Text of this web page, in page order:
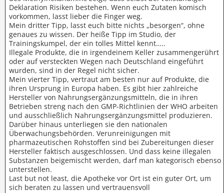
Deklaration Risiken bestehen. Wenn euch Zutaten komisch
vorkommen, lasst lieber die Finger weg.
Mein dritter Tipp, lasst euch bitte nichts „besorgen“, ohne
genaues zu wissen. Der heiße Tipp im Studio, der
Trainingskumpel, der ein tolles Mittel kennt…..
Illegale Produkte, die in irgendeinem Keller zusammengerührt
oder auf versteckten Wegen nach Deutschland eingeführt
wurden, sind in der Regel nicht sicher.
Mein vierter Tipp, vertraut am besten nur auf Produkte, die
ihren Ursprung in Europa haben. Es gibt hier zahlreiche
Hersteller von Nahrungsergänzungsmitteln, die in ihren
Betrieben streng nach den GMP-Richtlinien der WHO arbeiten
und ausschließlich Nahrungsergänzungsmittel produzieren.
Darüber hinaus unterliegen sie den nationalen
Überwachungsbehörden. Verunreinigungen mit
pharmazeutischen Rohstoffen sind bei Zubereitungen dieser
Hersteller faktisch ausgeschlossen. Und dass keine illegalen
Substanzen beigemischt werden, darf man kategorisch ebenso
unterstellen.
Last but not least, die Apotheke vor Ort ist ein guter Ort, um
sich beraten zu lassen und vertrauensvoll